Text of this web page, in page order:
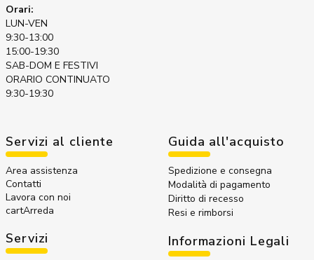
Orari:
LUN-VEN
9:30-13:00
15:00-19:30
SAB-DOM E FESTIVI
ORARIO CONTINUATO
9:30-19:30
Servizi al cliente
Area assistenza
Contatti
Lavora con noi
cartArreda
Servizi
Guida all'acquisto
Spedizione e consegna
Modalità di pagamento
Diritto di recesso
Resi e rimborsi
Informazioni Legali